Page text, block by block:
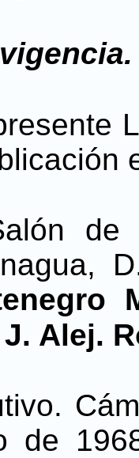
de
J. Alej.
de